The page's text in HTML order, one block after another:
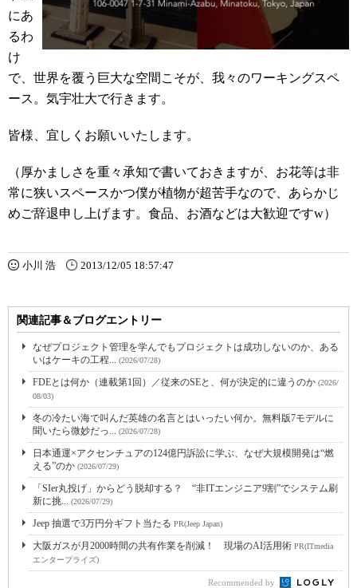
にあ
るわ
け
で、世界を覆う巨大な空間こそが、我々のワーキングスペ
ース。気宇壮大で行きます。
皆様、宜しくお願いいたします。
（厚かましさを重々承知で書いておきますが、お花等は非
常に狭いスペースかつ僕が植物が超苦手なので、あらかじ
めご辞退申し上げます。食品、お酒などは大歓迎ですw）
小川 浩 2013/12/05 18:57:47
関連記事＆ブログエントリー
なぜプロジェクト管理を学んでもプロジェクトは成功しないのか、ある
いはケーキの工程... (2026/07/28)
FDEとは何か（連載第1回）／従来のSEと、何が決定的に違うのか (2026/
08/03)
冬の冷たい海で叫んだ英雄の名言とはいったい何か。無料版7モデルに
聞いたら微妙だっ... (2026/07/28)
日本通運×アクセンチュアの124億円訴訟に学ぶ、なぜ大規模開発は“燃
える”のか (2026/07/29)
「SIer丸投げ」からどう脱却する？ “非ITエンジニア9割”でシステム刷
新に挑... (2026/07/29)
Jeep 抽選で3万円分ギフト当たる PR(Jeep Japan)
大阪ガスが月2000時間の共有作業を削減！ 現場のAI活用術 PR(ITmedia
エンタープライズ)
Recommended by